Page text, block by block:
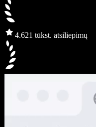
4.621 tūkst. atsiliepimų